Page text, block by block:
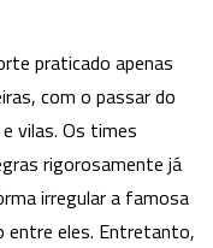
praticado apenas
com o passar do
vilas. Os times
rigorosamente já
irregular a famosa
entre eles. Entretanto,